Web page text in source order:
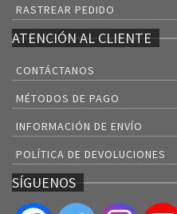
RASTREAR PEDIDO
ATENCIÓN AL CLIENTE
CONTÁCTANOS
MÉTODOS DE PAGO
INFORMACIÓN DE ENVÍO
POLÍTICA DE DEVOLUCIONES
SÍGUENOS